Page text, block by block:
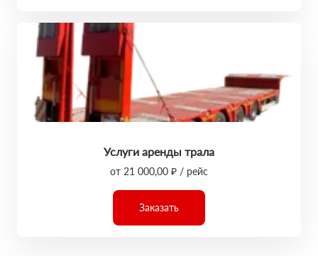
Услуги аренды трала
от 21 000,00 ₽ / рейс
Заказать